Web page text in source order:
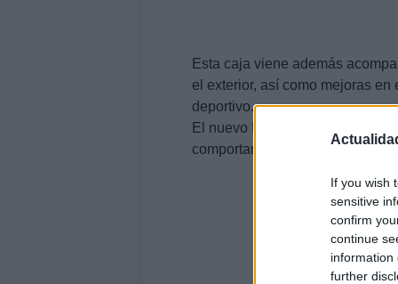
If you wish
sensitive
confirm
continue
information
further
Esta caja viene además
el exterior, así como mejoras
deportivo.
El nuevo Impreza
comportamiento de auténtico